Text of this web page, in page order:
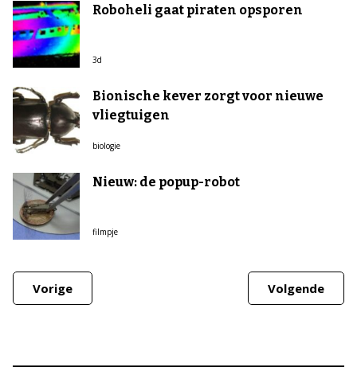
Roboheli gaat piraten opsporen
3d
Bionische kever zorgt voor nieuwe
vliegtuigen
biologie
Nieuw: de popup-robot
filmpje
Vorige Volgende